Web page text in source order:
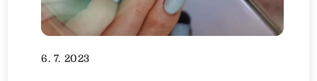
6. 7. 2023